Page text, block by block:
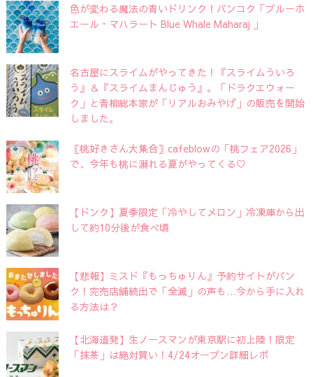
色が変わる魔法の青いドリンク！バンコク「ブルーホ
エール・マハラート Blue Whale Maharaj 」
名古屋にスライムがやってきた！『スライムういろ
う』＆『スライムまんじゅう』。「ドラクエウォー
ク」と青柳総本家が「リアルおみやげ」の販売を開始
しました。
〖桃好きさん大集合〗cafeblowの「桃フェア2026」
で、今年も桃に溺れる夏がやってくる♡
【ドンク】夏季限定「冷やしてメロン」冷凍庫から出
して約10分後が食べ頃
【悲報】ミスド『もっちゅりん』予約サイトがパン
ク！完売店舗続出で「全滅」の声も…今から手に入れ
る方法は？
【北海道発】生ノースマンが東京駅に初上陸！限定
「抹茶」は絶対買い！4/24オープン詳細レポ